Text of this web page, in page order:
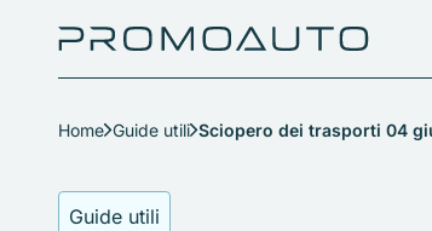
Home Guide utili Sciopero dei trasporti 04
Guide utili